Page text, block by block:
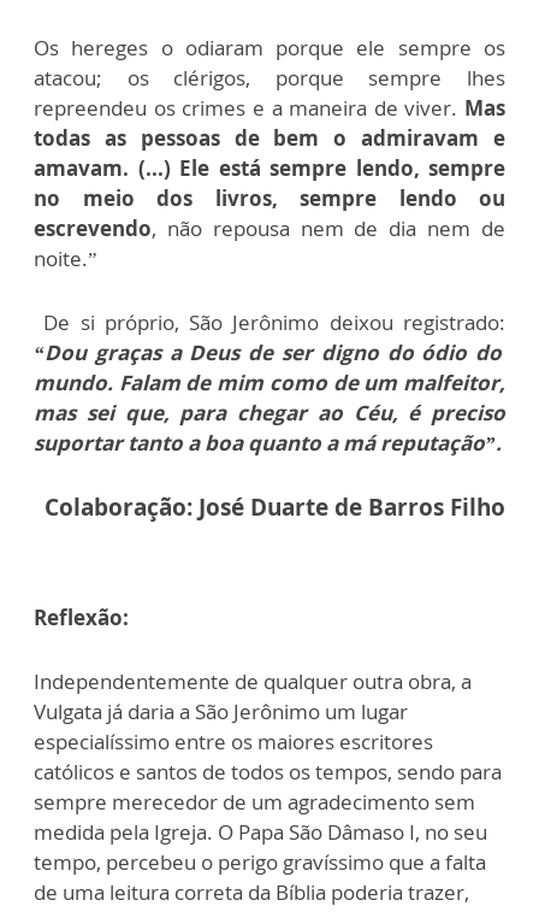
Os hereges o odiaram porque ele sempre os
atacou; os clérigos, porque sempre lhes
repreendeu os crimes e a maneira de viver. Mas
todas as pessoas de bem o admiravam e
amavam. (...) Ele está sempre lendo, sempre
no meio dos livros, sempre lendo ou
escrevendo, não repousa nem de dia nem de
noite.”
De si próprio, São Jerônimo deixou registrado:
“Dou graças a Deus de ser digno do ódio do
mundo. Falam de mim como de um malfeitor,
mas sei que, para chegar ao Céu, é preciso
suportar tanto a boa quanto a má reputação”.
Colaboração: José Duarte de Barros Filho
Reflexão:
Independentemente de qualquer outra obra, a
Vulgata já daria a São Jerônimo um lugar
especialíssimo entre os maiores escritores
católicos e santos de todos os tempos, sendo para
sempre merecedor de um agradecimento sem
medida pela Igreja. O Papa São Dâmaso I, no seu
tempo, percebeu o perigo gravíssimo que a falta
de uma leitura correta da Bíblia poderia trazer,